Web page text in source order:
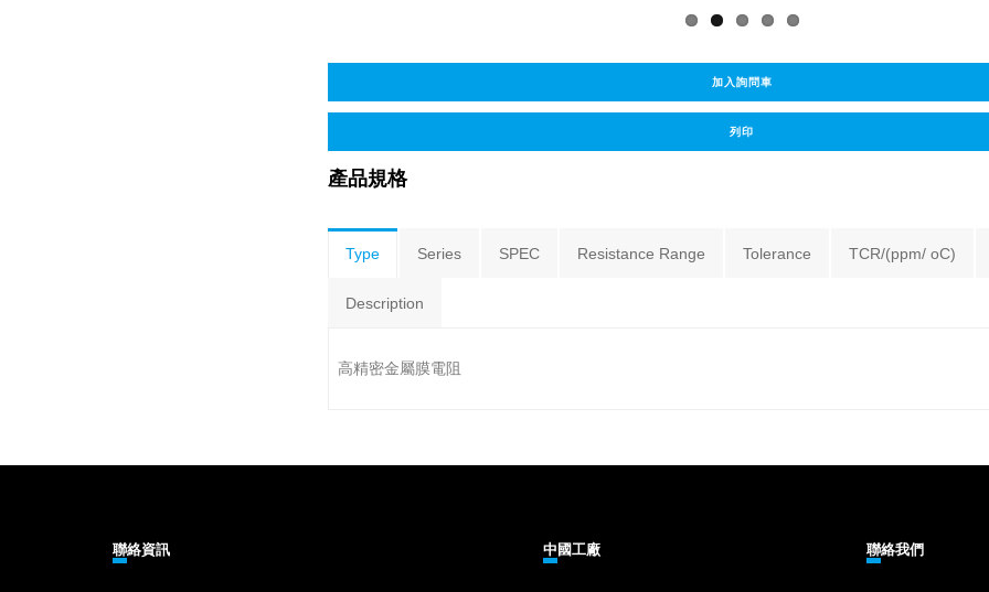
加入詢問車
列印
產品規格
Type Series SPEC Resistance Range Tolerance TCR/(ppm/ oC)
Description
高精密金屬膜電阻
聯絡資訊 中國工廠 聯絡我們